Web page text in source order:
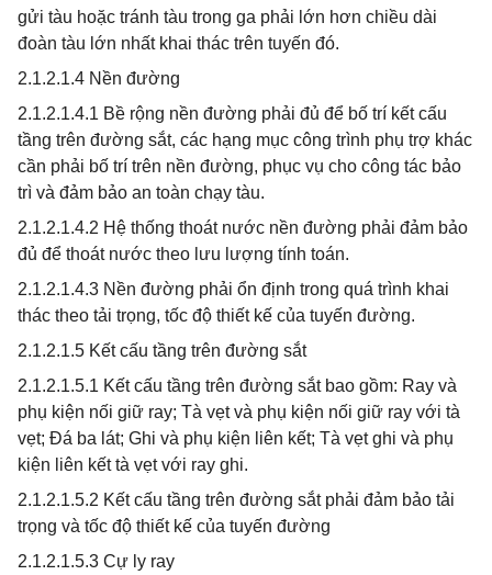
gửi tàu hoặc tránh tàu trong ga phải lớn hơn chiều dài
đoàn tàu lớn nhất khai thác trên tuyến đó.
2.1.2.1.4 Nền đường
2.1.2.1.4.1 Bề rộng nền đường phải đủ để bố trí kết cấu
tầng trên đường sắt, các hạng mục công trình phụ trợ khác
cần phải bố trí trên nền đường, phục vụ cho công tác bảo
trì và đảm bảo an toàn chạy tàu.
2.1.2.1.4.2 Hệ thống thoát nước nền đường phải đảm bảo
đủ để thoát nước theo lưu lượng tính toán.
2.1.2.1.4.3 Nền đường phải ổn định trong quá trình khai
thác theo tải trọng, tốc độ thiết kế của tuyến đường.
2.1.2.1.5 Kết cấu tầng trên đường sắt
2.1.2.1.5.1 Kết cấu tầng trên đường sắt bao gồm: Ray và
phụ kiện nối giữ ray; Tà vẹt và phụ kiện nối giữ ray với tà
vẹt; Đá ba lát; Ghi và phụ kiện liên kết; Tà vẹt ghi và phụ
kiện liên kết tà vẹt với ray ghi.
2.1.2.1.5.2 Kết cấu tầng trên đường sắt phải đảm bảo tải
trọng và tốc độ thiết kế của tuyến đường
2.1.2.1.5.3 Cự ly ray